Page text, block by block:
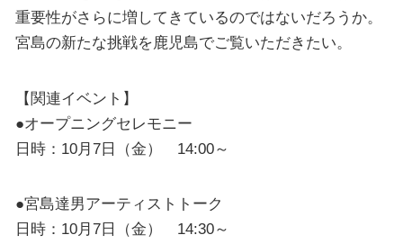
重要性がさらに増してきているのではないだろうか。
宮島の新たな挑戦を鹿児島でご覧いただきたい。
【関連イベント】
●オープニングセレモニー
日時：10月7日（金） 14:00～
●宮島達男アーティストトーク
日時：10月7日（金） 14:30～